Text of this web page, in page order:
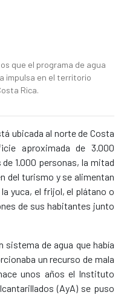
que el programa de agua
impulsa en el territorio
Rica.
ubicada al norte de Costa
aproximada de 3.000
1.000 personas, la mitad
del turismo y se alimentan
yuca, el frijol, el plátano o
de sus habitantes junto
de agua que había
un recurso de mala
unos años el Instituto
(AyA) se puso